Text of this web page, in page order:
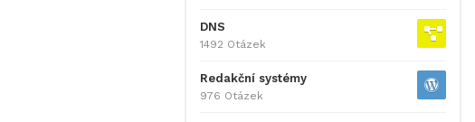
DNS
1492 Otázek
Redakční systémy
976 Otázek